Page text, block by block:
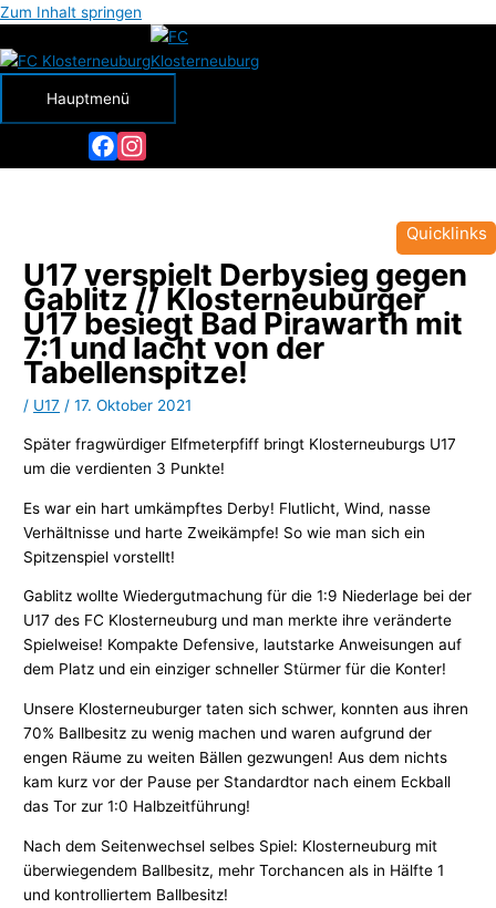
Zum Inhalt springen
Hauptmenü
U17 verspielt Derbysieg gegen
Gablitz // Klosterneuburger
U17 besiegt Bad Pirawarth mit
7:1 und lacht von der
Tabellenspitze!
/ U17 /17. Oktober 2021
Später fragwürdiger Elfmeterpfiff bringt Klosterneuburgs U17
um die verdienten 3 Punkte!
Es war ein hart umkämpftes Derby! Flutlicht, Wind, nasse
Verhältnisse und harte Zweikämpfe! So wie man sich ein
Spitzenspiel vorstellt!
Gablitz wollte Wiedergutmachung für die 1:9 Niederlage bei der
U17 des FC Klosterneuburg und man merkte ihre veränderte
Spielweise! Kompakte Defensive, lautstarke Anweisungen auf
dem Platz und ein einziger schneller Stürmer für die Konter!
Unsere Klosterneuburger taten sich schwer, konnten aus ihren
70% Ballbesitz zu wenig machen und waren aufgrund der
engen Räume zu weiten Bällen gezwungen! Aus dem nichts
kam kurz vor der Pause per Standardtor nach einem Eckball
das Tor zur 1:0 Halbzeitführung!
Nach dem Seitenwechsel selbes Spiel: Klosterneuburg mit
überwiegendem Ballbesitz, mehr Torchancen als in Hälfte 1
und kontrolliertem Ballbesitz!
Quicklinks